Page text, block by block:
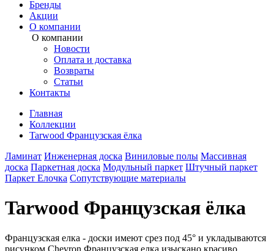
Бренды
Акции
О компании
О компании
Новости
Оплата и доставка
Возвраты
Статьи
Контакты
Главная
Коллекции
Tarwood Французская ёлка
Ламинат Инженерная доска Виниловые полы Массивная
доска Паркетная доска Модульный паркет Штучный паркет
Паркет Елочка Сопутствующие материалы
Tarwood Французская ёлка
Французская елка - доски имеют срез под 45° и укладываются
рисунком Chevron.Французская елка изыскано красиво